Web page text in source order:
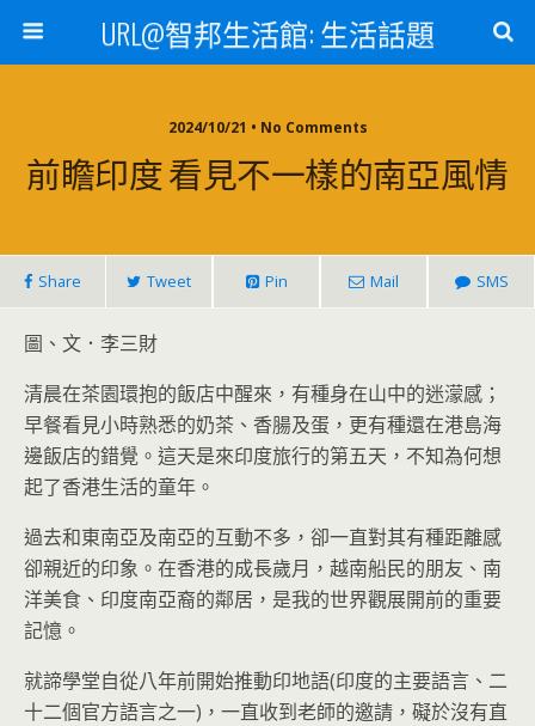
URL@智邦生活館: 生活話題
2024/10/21 • No Comments
前瞻印度 看見不一樣的南亞風情
Share Tweet Pin Mail SMS
圖、文．李三財
清晨在茶園環抱的飯店中醒來，有種身在山中的迷濛感；
早餐看見小時熟悉的奶茶、香腸及蛋，更有種還在港島海
邊飯店的錯覺。這天是來印度旅行的第五天，不知為何想
起了香港生活的童年。
過去和東南亞及南亞的互動不多，卻一直對其有種距離感
卻親近的印象。在香港的成長歲月，越南船民的朋友、南
洋美食、印度南亞裔的鄰居，是我的世界觀展開前的重要
記憶。
就諦學堂自從八年前開始推動印地語(印度的主要語言、二
十二個官方語言之一)，一直收到老師的邀請，礙於沒有直